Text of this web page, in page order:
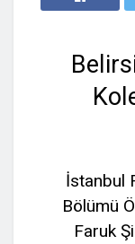
İstanbul
Bölümü
Faruk